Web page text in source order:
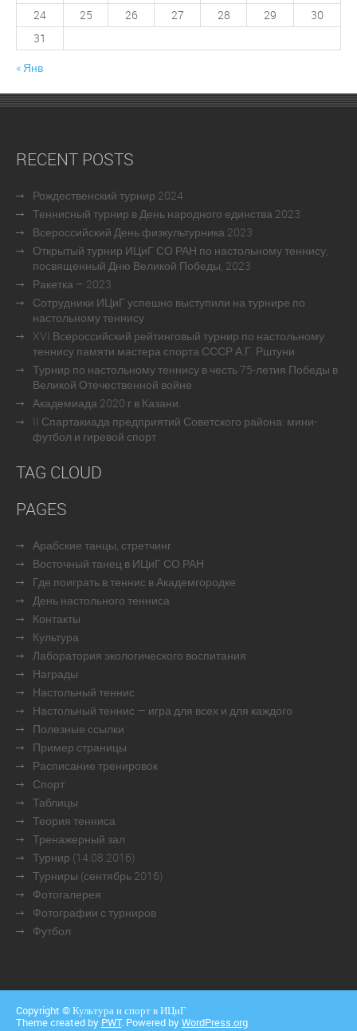
24
25 26 27 28 29
30
31
« Янв
RECENT POSTS
Рождественский турнир 2024
Теннисный турнир в День народного единства 2023
Всероссийский День физкультурника 2023
Открытый турнир ИЦиГ СО РАН по настольному теннису,
посвященный Дню Великой Победы, 2023
Ракетка – 2023
Сотрудники ИЦиГ успешно выступили на турнире по
настольному теннису
XVI Всероссийский рейтинговый турнир по настольному
теннису памяти мастера спорта СССР А.Г. Рштуни
Турнир по настольному теннису в честь 75-летия Победы в
Великой Отечественной войне
Академиада 2020 г в Казани.
II Спартакиада предприятий Советского района: мини-
футбол и гиревой спорт
TAG CLOUD
PAGES
Арабские танцы, стретчинг
Восточный танец в ИЦиГ СО РАН
Где поиграть в теннис в Академгородке
День настольного тенниса
Контакты
Культура
Лаборатория экологического воспитания
Награды
Настольный теннис
Настольный теннис — игра для всех и для каждого
Полезные ссылки
Пример страницы
Расписание тренировок
Спорт
Таблицы
Теория тенниса
Тренажерный зал
Турнир (14.08.2016)
Турниры (сентябрь 2016)
Фотогалерея
Фотографии с турниров
Футбол
Copyright © Культура и спорт в ИЦиГ
Theme created by PWT. Powered byWordPress.org